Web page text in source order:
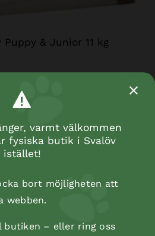
Puppy & Junior 11 kg
varmt välkommen
fysiska butik i Svalöv
istället!
bort möjligheten att
webben.
butiken – eller ring oss